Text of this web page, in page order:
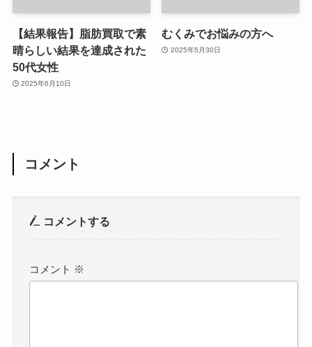
【結果報告】脂肪買取で素
晴らしい結果を達成された
50代女性
2025年6月10日
むくみでお悩みの方へ
2025年5月30日
コメント
コメントする
コメント ※